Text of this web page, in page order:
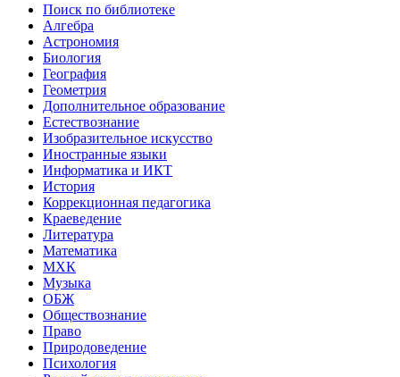
Поиск по библиотеке
Алгебра
Астрономия
Биология
География
Геометрия
Дополнительное образование
Естествознание
Изобразительное искусство
Иностранные языки
Информатика и ИКТ
История
Коррекционная педагогика
Краеведение
Литература
Математика
МХК
Музыка
ОБЖ
Обществознание
Право
Природоведение
Психология